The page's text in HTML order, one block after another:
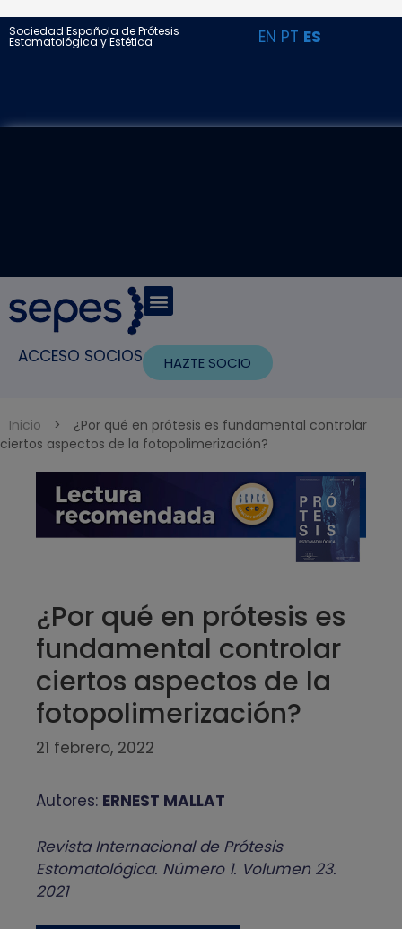
Sociedad Española de Prótesis
Estomatológica y Estética EN PT ES
ACCESO SOCIOS HAZTE SOCIO
Inicio >
¿Por qué en prótesis es fundamental controlar
ciertos aspectos de la fotopolimerización?
¿Por qué en prótesis es
fundamental controlar
ciertos aspectos de la
fotopolimerización?
21 febrero, 2022
Autores: ERNEST MALLAT
Revista Internacional de Prótesis
Estomatológica. Número 1. Volumen 23.
2021